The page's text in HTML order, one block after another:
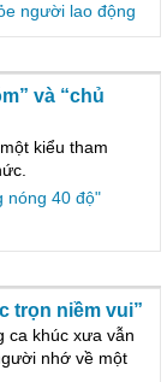
người lao động
và “chủ
kiểu tham
nóng 40 độ"
trọn niềm vui”
ca khúc xưa vẫn
nhớ về một